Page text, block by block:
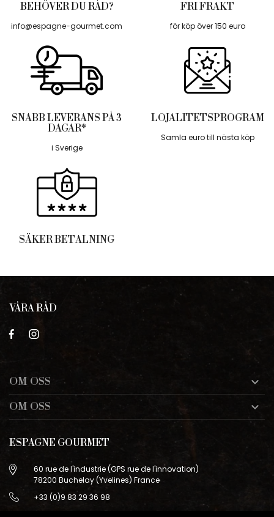
BEHÖVER DU RÅD?
info@espagne-gourmet.com
FRI FRAKT
för köp över 150 euro
SNABB LEVERANS PÅ 3
DAGAR*
i Sverige
LOJALITETSPROGRAM
Samla euro till nästa köp
SÄKER BETALNING
VÅRA RÅD
OM OSS 
OM OSS 
ESPAGNE GOURMET
60 rue de l'industrie (GPS rue de l'innovation)
78200 Buchelay (Yvelines) France
+33 (0)9 83 29 36 98